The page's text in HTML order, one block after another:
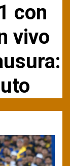
con
vivo